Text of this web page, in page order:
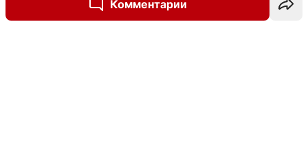
Комментарии